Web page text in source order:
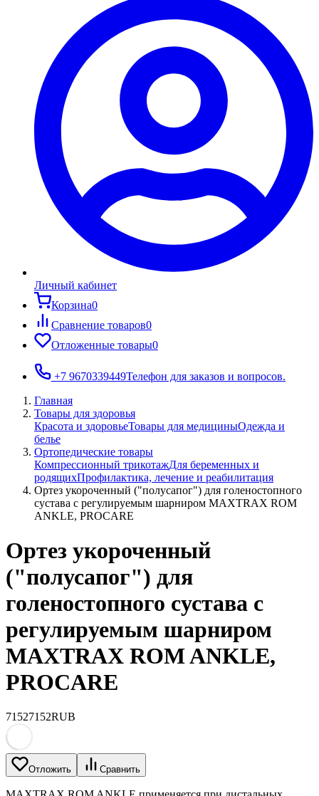
Личный кабинет
Корзина0
Сравнение товаров0
Отложенные товары0
+7 9670339449Телефон для заказов и вопросов.
Главная
Товары для здоровья
Красота и здоровьеТовары для медициныОдежда и
белье
Ортопедические товары
Компрессионный трикотажДля беременных и
родящихПрофилактика, лечение и реабилитация
Ортез укороченный ("полусапог") для голеностопного
сустава с регулируемым шарниром MAXTRAX ROM
ANKLE, PROCARE
Ортез укороченный
("полусапог") для
голеностопного сустава с
регулируемым шарниром
MAXTRAX ROM ANKLE,
PROCARE
71527152RUB
Отложить Сравнить